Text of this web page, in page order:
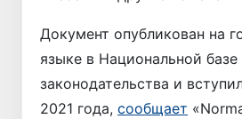
Документ опубликован на
языке в Национальной
законодательства и
2021 года, сообщает